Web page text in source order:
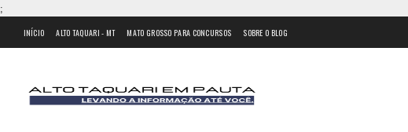
;
INÍCIO ALTO TAQUARI - MT MATO GROSSO PARA CONCURSOS SOBRE O BLOG